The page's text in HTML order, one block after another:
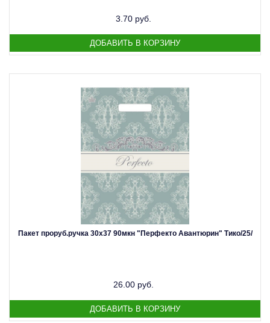
3.70 руб.
Пакет проруб.ручка 30х37 90мкн "Перфекто Авантюрин" Тико/25/
26.00 руб.